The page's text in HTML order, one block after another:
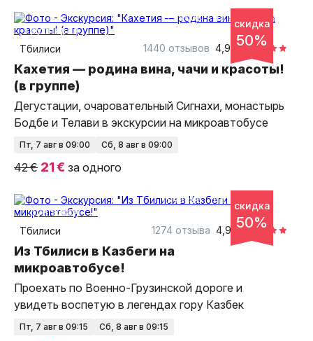
скидка
50%
11 часов
на автобусе
групповая
Тбилиси
4,94
1440 отзывов
Кахетия — родина вина, чачи и красоты!
(в группе)
Дегустации, очаровательный Сигнахи, монастырь
Бодбе и Телави в экскурсии на микроавтобусе
пт, 7 авг в 09:00 сб, 8 авг в 09:00
42 € 21 € за одного
скидка
50%
11 часов
на автобусе
групповая
Тбилиси
4,92
1274 отзыва
Из Тбилиси в Казбеги на
микроавтобусе!
Проехать по Военно-Грузинской дороге и
увидеть воспетую в легендах гору Казбек
пт, 7 авг в 09:15 сб, 8 авг в 09:15